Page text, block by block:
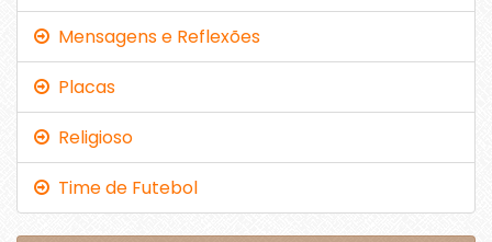
Mensagens e Reflexões
Placas
Religioso
Time de Futebol